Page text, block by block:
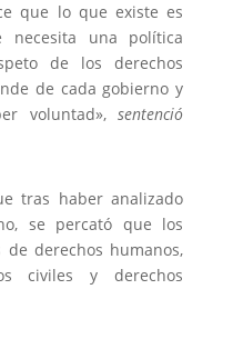
que lo que existe es
necesita una política
de los derechos
de cada gobierno y
voluntad»,sentenció
tras haber analizado
se percató que los
de derechos humanos,
civiles y derechos